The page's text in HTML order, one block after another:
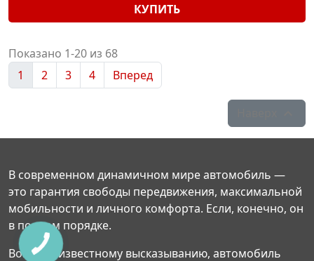
КУПИТЬ
Показано 1-20 из 68
1
2 3 4 Вперед
В современном динамичном мире автомобиль —
это гарантия свободы передвижения, максимальной
мобильности и личного комфорта. Если, конечно, он
в полном порядке.
Вопреки известному высказыванию, автомобиль